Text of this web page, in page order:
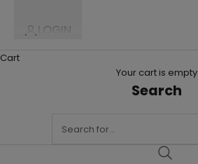
LOGIN
Cart
Your cart is empty
Search